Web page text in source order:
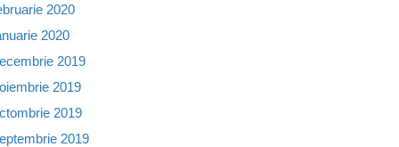
2020
2020
2019
2019
2019
2019